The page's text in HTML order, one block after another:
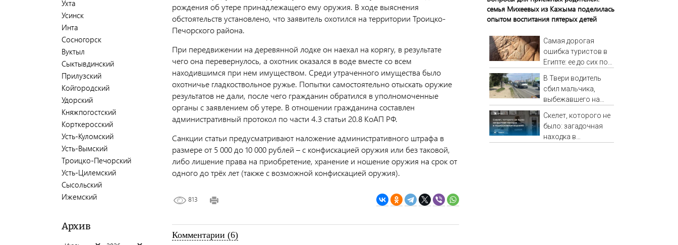
Ухта
Усинск
Инта
Сосногорск
Вуктыл
Сыктывдинский
Прилузский
Койгородский
Удорский
Княжпогостский
Корткеросский
Усть-Куломский
Усть-Вымский
Троицко-Печорский
Усть-Цилемский
Сысольский
Ижемский
Архив
рождения об утере принадлежащего ему оружия. В ходе выяснения
обстоятельств установлено, что заявитель охотился на территории Троицко-
Печорского района.
При передвижении на деревянной лодке он наехал на корягу, в результате
чего она перевернулось, а охотник оказался в воде вместе со всем
находившимся при нем имуществом. Среди утраченного имущества было
охотничье гладкоствольное ружье. Попытки самостоятельно отыскать оружие
результатов не дали, после чего гражданин обратился в уполномоченные
органы с заявлением об утере. В отношении гражданина составлен
административный протокол по части 4.3 статьи 20.8 КоАП РФ.
Санкции статьи предусматривают наложение административного штрафа в
размере от 5 000 до 10 000 рублей – с конфискацией оружия или без таковой,
либо лишение права на приобретение, хранение и ношение оружия на срок от
одного до трёх лет (также с возможной конфискацией оружия).
813
Комментарии (6)
семья Михеевых из Кажыма поделилась
опытом воспитания пятерых детей
Самая дорогая
ошибка туристов в
Египте: ее до сих пор
бронировании
В Твери водитель
сбил мальчика,
выбежавшего на
автобуса – Новости
Твери и городов
Тверской области
Скелет, которого не
было: загадочная
находка в